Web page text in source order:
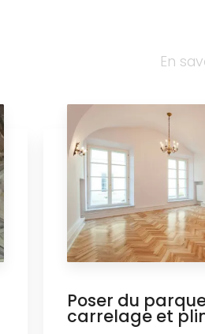
En
Poser du
carrelage et